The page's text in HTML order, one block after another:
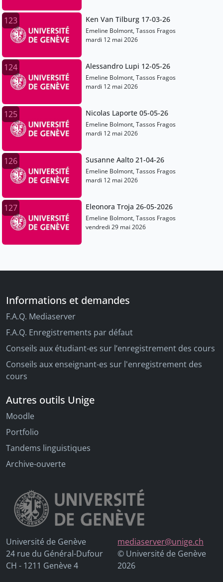
123 Ken Van Tilburg 17-03-26
Emeline Bolmont, Tassos Fragos
mardi 12 mai 2026
124 Alessandro Lupi 12-05-26
Emeline Bolmont, Tassos Fragos
mardi 12 mai 2026
125 Nicolas Laporte 05-05-26
Emeline Bolmont, Tassos Fragos
mardi 12 mai 2026
126 Susanne Aalto 21-04-26
Emeline Bolmont, Tassos Fragos
mardi 12 mai 2026
127 Eleonora Troja 26-05-2026
Emeline Bolmont, Tassos Fragos
vendredi 29 mai 2026
Informations et demandes
F.A.Q. Mediaserver
F.A.Q. Enregistrements par défaut
Conseils aux étudiant-es sur l’enregistrement des cours
Conseils aux enseignant-es sur l'enregistrement des
cours
Autres outils Unige
Moodle
Portfolio
Tandems linguistiques
Archive-ouverte
Université de Genève
24 rue du Général-Dufour
CH - 1211 Genève 4
mediaserver@unige.ch
© Université de Genève
2026